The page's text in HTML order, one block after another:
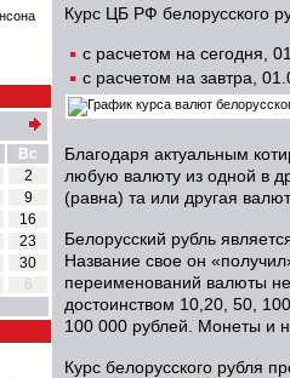
Вс
2
9
16
23
30
6
Курс ЦБ РФ белорусского
с расчетом на сегодня,
с расчетом на завтра,
Благодаря актуальным
любую валюту из одной в
(равна) та или другая
Белорусский рубль
Название свое он
переименований валюты
достоинством 10,20, 50,
100 000 рублей. Монеты и
Курс белорусского рубля